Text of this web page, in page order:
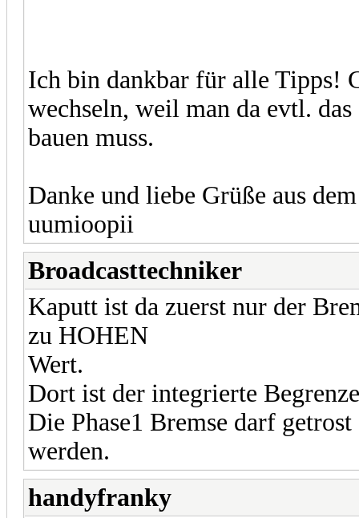
Ich bin dankbar für alle Tipps!
wechseln, weil man da evtl.
bauen muss.
Danke und liebe Grüße aus
uumioopii
Broadcasttechniker
Kaputt ist da zuerst nur der
zu HOHEN
Wert.
Dort ist der integrierte
Die Phase1 Bremse darf
werden.
handyfranky